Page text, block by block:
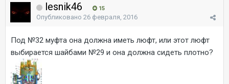
lesnik46 15
Опубликовано 26 февраля, 2016
Под №32 муфта она должна иметь люфт, или этот люфт
выбирается шайбами №29 и она должна сидеть плотно?